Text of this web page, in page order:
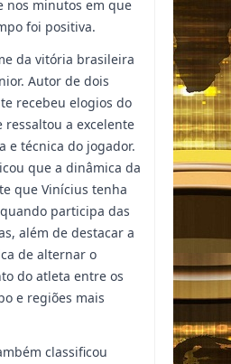
nos minutos em que
foi positiva.
da vitória brasileira
Autor de dois
recebeu elogios do
ressaltou a excelente
e técnica do jogador.
que a dinâmica da
que Vinícius tenha
participa das
além de destacar a
de alternar o
do atleta entre os
e regiões mais
classificou